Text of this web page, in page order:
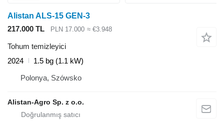
Alistan ALS-15 GEN-3
217.000 TL
PLN 17.000 ≈ €3.948
Tohum temizleyici
2024
1.5 bg (1.1 kW)
Polonya, Szówsko
Alistan-Agro Sp. z o.o.